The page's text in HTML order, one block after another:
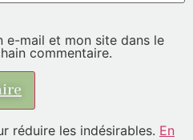
e-mail et mon site dans le
commentaire.
réduire les indésirables. En